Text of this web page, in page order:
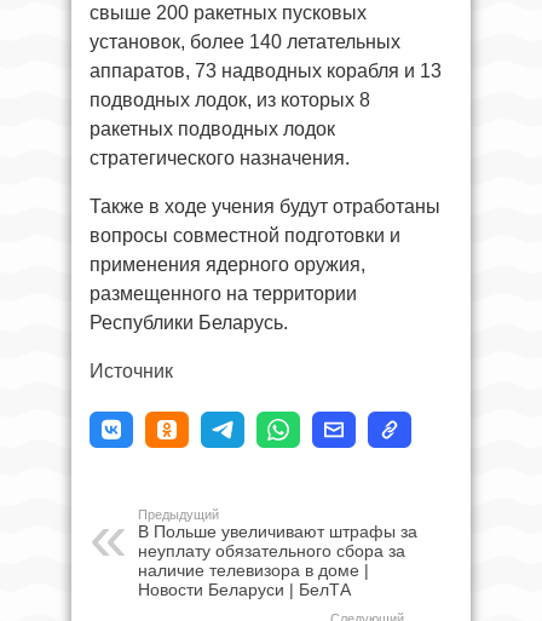
свыше 200 ракетных пусковых
установок, более 140 летательных
аппаратов, 73 надводных корабля и 13
подводных лодок, из которых 8
ракетных подводных лодок
стратегического назначения.
Также в ходе учения будут отработаны
вопросы совместной подготовки и
применения ядерного оружия,
размещенного на территории
Республики Беларусь.
Источник
Предыдущий
В Польше увеличивают штрафы за
неуплату обязательного сбора за
наличие телевизора в доме |
Новости Беларуси | БелТА
Следующий